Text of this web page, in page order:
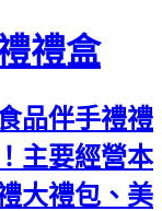
禮盒
品伴手禮禮
主要經營本
大禮包、美